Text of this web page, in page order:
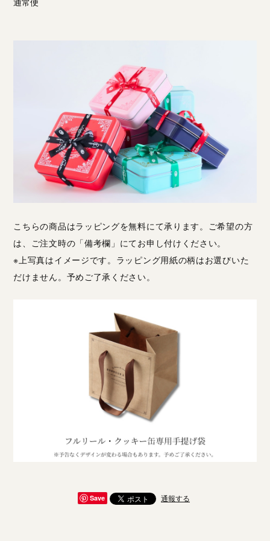
こちらの商品はラッピングを無料にて承ります。ご希望の方
は、ご注文時の「備考欄」にてお申し付けください。
※上写真はイメージです。ラッピング用紙の柄はお選びいた
だけません。予めご了承ください。
Save 通報する